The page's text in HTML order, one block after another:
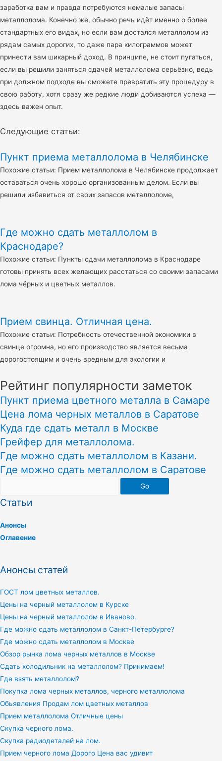
заработка вам и правда потребуются немалые запасы
металлолома. Конечно же, обычно речь идёт именно о более
стандартных его видах, но если вам достался металлолом из
рядам самых дорогих, то даже пара килограммов может
принести вам шикарный доход. В принципе, не стоит пугаться,
если вы решили заняться сдачей металлолома серьёзно, ведь
при должном подходе вы сможете превратить эту процедуру в
свою работу, хотя сразу же редкие люди добиваются успеха —
здесь важен опыт.
Следующие статьи:
Пункт приема металлолома в Челябинске
Похожие статьи: Прием металлолома в Челябинске продолжает
оставаться очень хорошо организованным делом. Если вы
решили избавиться от своих запасов металлоломе,
Где можно сдать металлолом в
Краснодаре?
Похожие статьи: Пункты сдачи металлолома в Краснодаре
готовы принять всех желающих расстаться со своими запасами
лома чёрных и цветных металлов.
Прием свинца. Отличная цена.
Похожие статьи: Потребность отечественной экономики в
свинце огромна, но его производство является весьма
дорогостоящим и очень вредным для экологии и
Рейтинг популярности заметок
Пункт приема цветного металла в Самаре
Цена лома черных металлов в Саратове
Куда где сдать металл в Москве
Грейфер для металлолома.
Где можно сдать металлолом в Казани.
Где можно сдать металлолом в Саратове
Go
Статьи
Анонсы
Оглавение
Анонсы статей
ГОСТ лом цветных металлов.
Цены на черный металлолом в Курске
Цены на черный металлолом в Иваново.
Где можно сдать металлолом в Санкт-Петербурге?
Где можно сдать металлолом в Москве
Обзор рынка лома черных металлов в Москве
Сдать холодильник на металлолом? Принимаем!
Где взять металлолом?
Покупка лома черных металлов, черного металлолома
Обьявления Продам лом цветных металлов
Прием металлолома Отличные цены
Скупка черного лома.
Скупка радиодеталей на лом.
Прием черного лома Дорого Цена вас удивит